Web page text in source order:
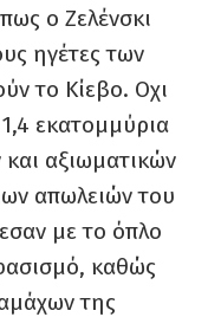
o Ζελένσκι
ηγέτες των
το Κίεβο. Οχι
εκατομμύρια
αξιωματικών
απωλειών του
με το όπλο
καθώς
της